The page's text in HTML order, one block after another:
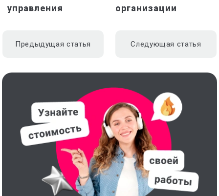
управления
Предыдущая статья
организации
Следующая статья